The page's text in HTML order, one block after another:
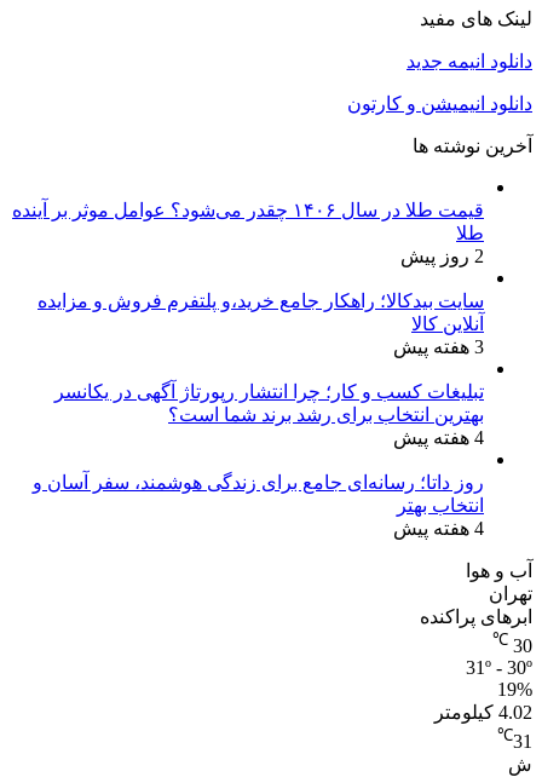
لینک های مفید
دانلود انیمه جدید
دانلود انیمیشن و کارتون
آخرین نوشته ها
قیمت طلا در سال ۱۴۰۶ چقدر می‌شود؟ عوامل موثر بر آینده
طلا
2 روز پیش
سایت بیدکالا؛ راهکار جامع خرید،و پلتفرم فروش و مزایده
آنلاین کالا
3 هفته پیش
تبلیغات کسب و کار؛ چرا انتشار رپورتاژ آگهی در یکانسر
بهترین انتخاب برای رشد برند شما است؟
4 هفته پیش
روز داتا؛ رسانه‌ای جامع برای زندگی هوشمند، سفر آسان و
انتخاب بهتر
4 هفته پیش
آب و هوا
تهران
ابرهای پراکنده
30
℃
31º - 30º
19%
4.02 کیلومتر
31
℃
ش